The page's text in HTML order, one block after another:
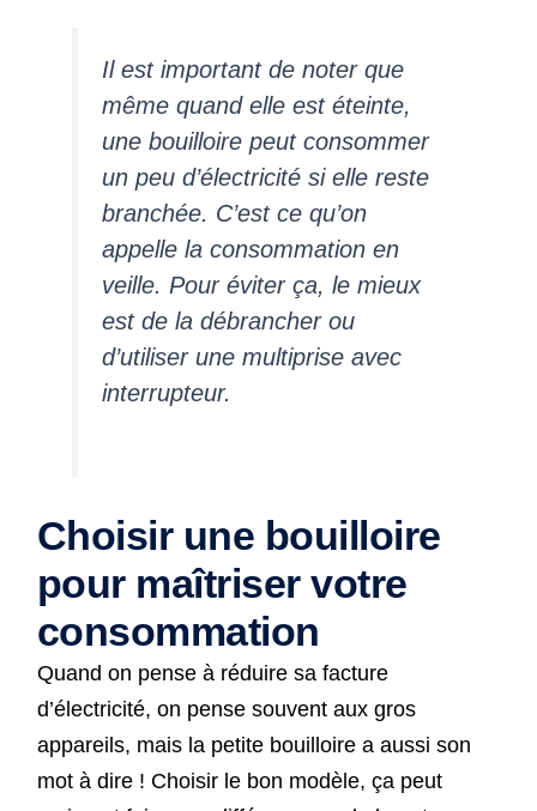
Il est important de noter que
même quand elle est éteinte,
une bouilloire peut consommer
un peu d’électricité si elle reste
branchée. C’est ce qu’on
appelle la consommation en
veille. Pour éviter ça, le mieux
est de la débrancher ou
d’utiliser une multiprise avec
interrupteur.
Choisir une bouilloire
pour maîtriser votre
consommation
Quand on pense à réduire sa facture
d’électricité, on pense souvent aux gros
appareils, mais la petite bouilloire a aussi son
mot à dire ! Choisir le bon modèle, ça peut